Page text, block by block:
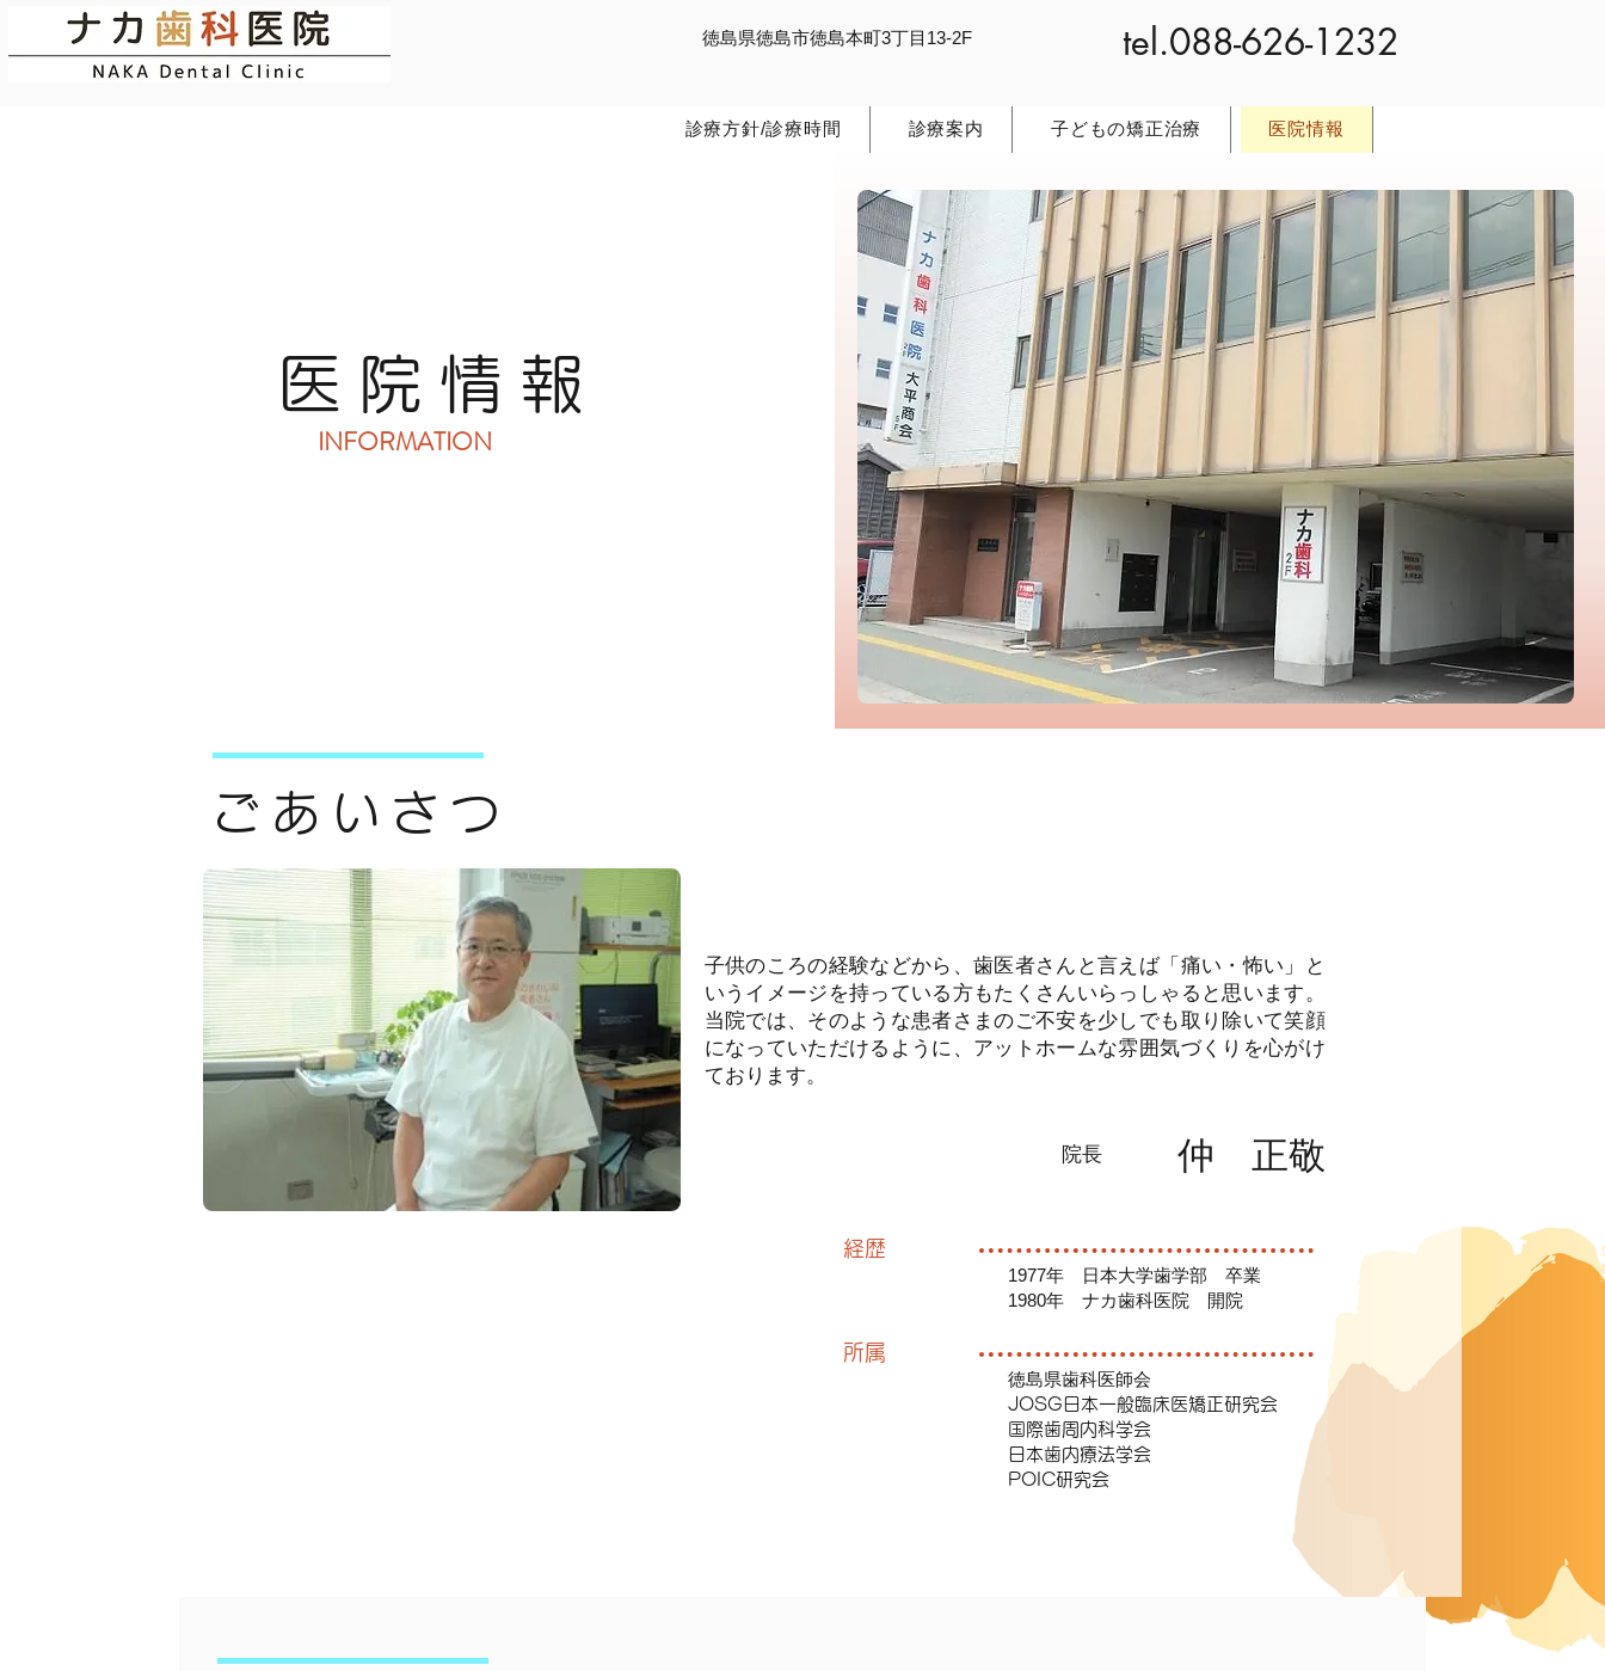
徳島県徳島市徳島本町3丁目13-2F tel.088-626-1232
診療方針/診療時間 診療案内 子どもの矯正治療 医院情報
医院情報
INFORMATION
ごあいさつ
子供のころの経験などから、歯医者さんと言えば「痛い・怖い」と
いうイメージを持っている方もたくさんいらっしゃると思います。
当院では、そのような患者さまのご不安を少しでも取り除いて笑顔
になっていただけるように、アットホームな雰囲気づくりを心がけ
ております。
院長 仲 正敬
経歴
1977年 日本大学歯学部 卒業
1980年 ナカ歯科医院 開院
所属
徳島県歯科医師会
JOSG日本一般臨床医矯正研究会
国際歯周内科学会
日本歯内療法学会
​POIC研究会